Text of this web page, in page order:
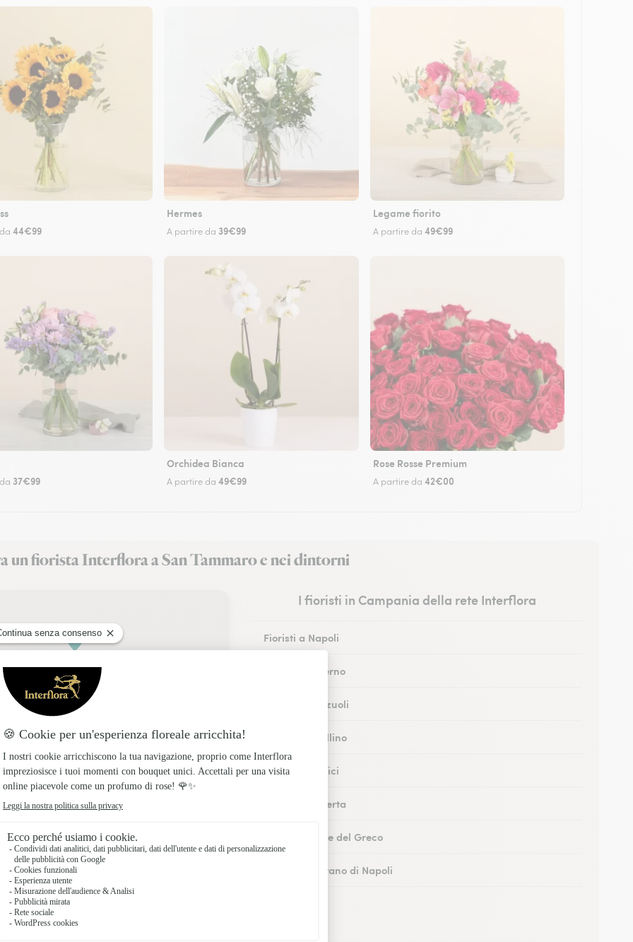
44€99
Hermes
A partire da 39€99
Legame fiorito
A partire da 49€99
37€99
Orchidea Bianca
A partire da 49€99
Rose Rosse Premium
A partire da 42€00
un fiorista Interflora a San Tammaro e nei dintorni
I fioristi in Campania della rete Interflora
Fioristi a Napoli
Fioristi a Salerno
Fioristi a Pozzuoli
Fioristi a Avellino
Fioristi a Portici
Fioristi a Caserta
Fioristi a Torre del Greco
Fioristi a Marano di Napoli